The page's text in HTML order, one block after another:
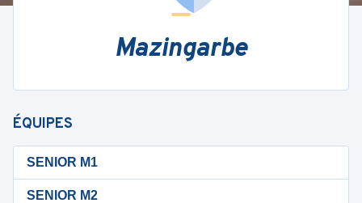
Mazingarbe
ÉQUIPES
SENIOR M1
SENIOR M2